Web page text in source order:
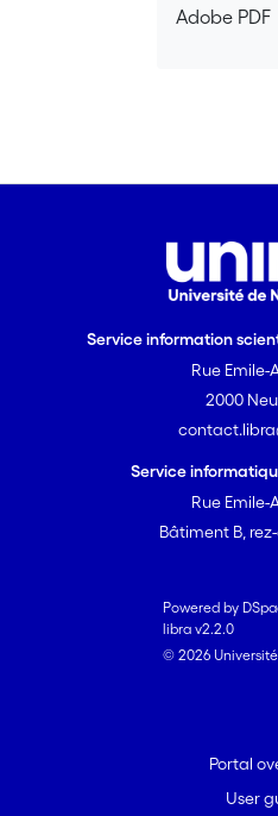
Adobe PDF
Service information
Rue Emile-
2000
Service
Rue Emile-
Bâtiment B,
Powered by
libra v2.2.0
© 2026
Portal
User